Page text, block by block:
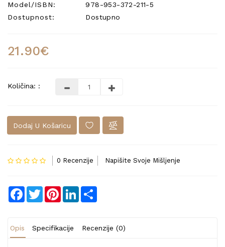
Model/ISBN:
978-953-372-211-5
Dostupnost:
Dostupno
21.90€
Količina: :
Dodaj U Košaricu
0 Recenzije Napišite Svoje Mišljenje
Facebook
TwitterPinterestLinkedIn
Opis Specifikacije Recenzije (0)